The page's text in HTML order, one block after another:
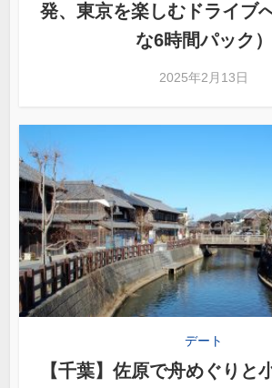
発、東京を楽しむドライブ
な6時間パック）
2025年2月13日
デート
【千葉】佐原で舟めぐりと